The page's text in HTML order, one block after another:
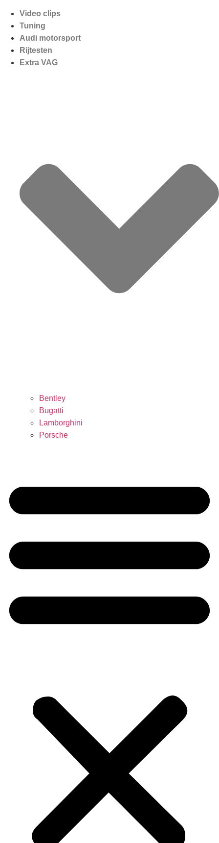
Video clips
Tuning
Audi motorsport
Rijtesten
Extra VAG
Bentley
Bugatti
Lamborghini
Porsche